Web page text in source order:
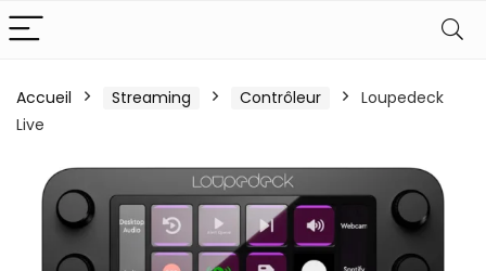
Accueil Streaming Contrôleur
Loupedeck
Live